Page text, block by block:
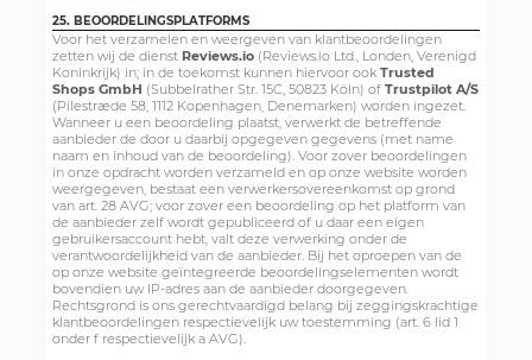
25. BEOORDELINGSPLATFORMS
Voor het verzamelen en weergeven van klantbeoordelingen
zetten wij de dienst Reviews.io (Reviews.io Ltd., Londen, Verenigd
Koninkrijk) in; in de toekomst kunnen hiervoor ook Trusted
Shops GmbH (Subbelrather Str. 15C, 50823 Köln) of Trustpilot A/S
(Pilestræde 58, 1112 Kopenhagen, Denemarken) worden ingezet.
Wanneer u een beoordeling plaatst, verwerkt de betreffende
aanbieder de door u daarbij opgegeven gegevens (met name
naam en inhoud van de beoordeling). Voor zover beoordelingen
in onze opdracht worden verzameld en op onze website worden
weergegeven, bestaat een verwerkersovereenkomst op grond
van art. 28 AVG; voor zover een beoordeling op het platform van
de aanbieder zelf wordt gepubliceerd of u daar een eigen
gebruikersaccount hebt, valt deze verwerking onder de
verantwoordelijkheid van de aanbieder. Bij het oproepen van de
op onze website geïntegreerde beoordelingselementen wordt
bovendien uw IP-adres aan de aanbieder doorgegeven.
Rechtsgrond is ons gerechtvaardigd belang bij zeggingskrachtige
klantbeoordelingen respectievelijk uw toestemming (art. 6 lid 1
onder f respectievelijk a AVG).